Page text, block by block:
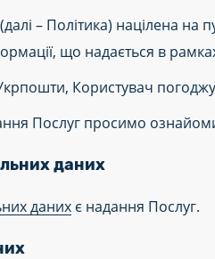
(далі – Політика) націлена
що надається в
Користувач
Послуг просимо
даних
даних є надання Послуг.